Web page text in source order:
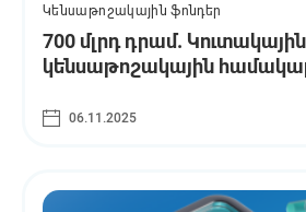
Կենսաթոշակային ֆոնդեր
700 մլրդ դրամ. Կուտակային
կենսաթոշակային
06.11.2025